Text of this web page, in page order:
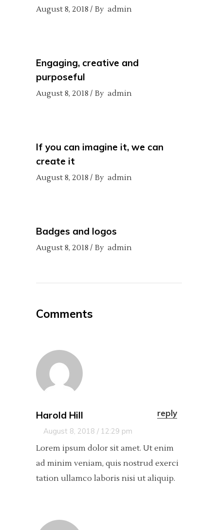
August 8, 2018 By admin
Engaging, creative and
purposeful
August 8, 2018 By admin
If you can imagine it, we can
create it
August 8, 2018 By admin
Badges and logos
August 8, 2018 By admin
Comments
reply
Harold Hill
August 8, 2018 / 12:29 pm
Lorem ipsum dolor sit amet. Ut enim
ad minim veniam, quis nostrud exerci
tation ullamco laboris nisi ut aliquip.